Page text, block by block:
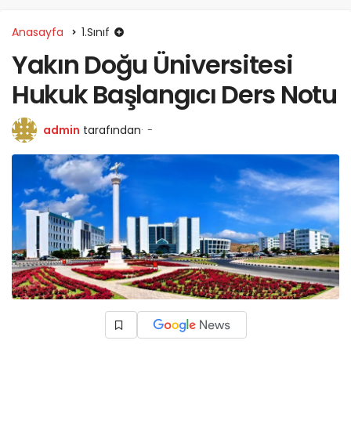
Anasayfa 1.Sınıf
Yakın Doğu Üniversitesi
Hukuk Başlangıcı Ders Notu
admin tarafından -